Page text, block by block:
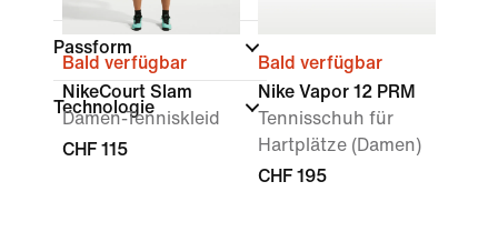
Passform
Technologie
Bald verfügbar
NikeCourt Slam
Damen-Tenniskleid
CHF 115
Bald verfügbar
Nike Vapor 12 PRM
Tennisschuh für
Hartplätze (Damen)
CHF 195